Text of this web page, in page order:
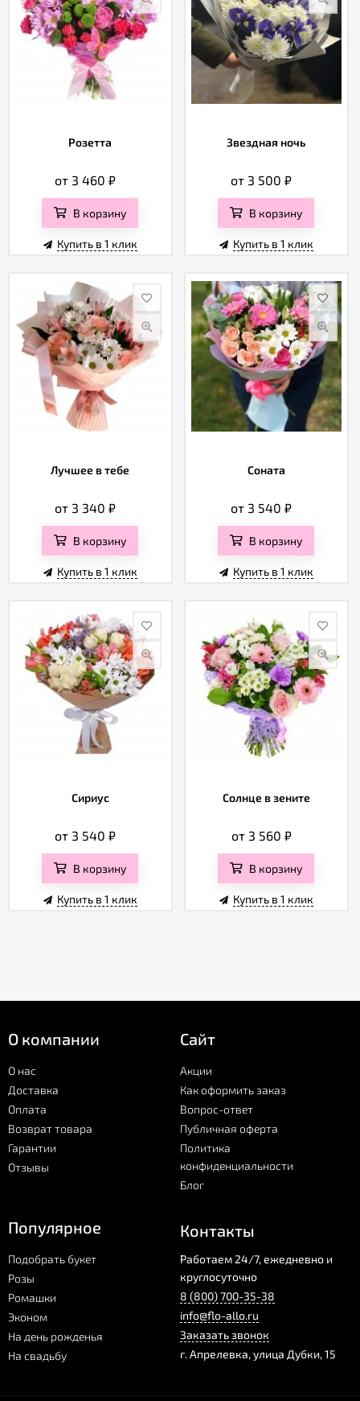
Розетта
от 3 460₽
В корзину
Купить в 1 клик
Звездная ночь
от 3 500₽
В корзину
Купить в 1 клик
Лучшее в тебе
от 3 340₽
В корзину
Купить в 1 клик
Соната
от 3 540₽
В корзину
Купить в 1 клик
Сириус
от 3 540₽
В корзину
Купить в 1 клик
Солнце в зените
от 3 560 ₽
В корзину
Купить в 1 клик
О компании
О нас
Доставка
Оплата
Возврат товара
Гарантии
Отзывы
Сайт
Акции
Как оформить заказ
Вопрос-ответ
Публичная оферта
Политика
конфиденциальности
Блог
Популярное
Подобрать букет
Розы
Ромашки
Эконом
На день рожденья
На свадьбу
Контакты
Работаем 24/7, ежедневно и
круглосуточно
8 (800) 700-35-38
info@flo-allo.ru
Заказать звонок
г.Апрелевка,улица Дубки, 15